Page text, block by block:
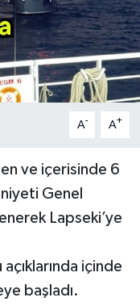
A- A+
ve içerisinde 6
Genel
Lapseki’ye
içinde
başladı.